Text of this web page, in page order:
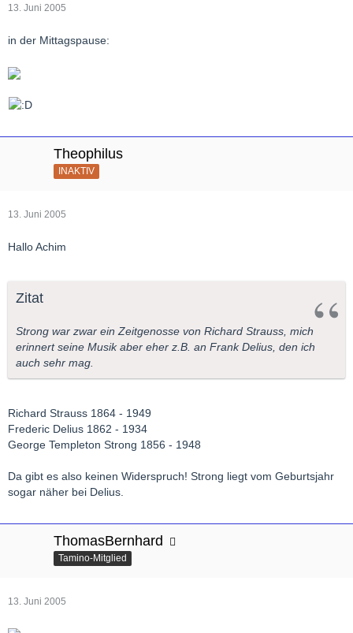
13. Juni 2005
in der Mittagspause:
Theophilus
INAKTIV
13. Juni 2005
Hallo Achim
Zitat
Strong war zwar ein Zeitgenosse von Richard Strauss, mich
erinnert seine Musik aber eher z.B. an Frank Delius, den ich
auch sehr mag.
Richard Strauss 1864 - 1949
Frederic Delius 1862 - 1934
George Templeton Strong 1856 - 1948
Da gibt es also keinen Widerspruch! Strong liegt vom Geburtsjahr
sogar näher bei Delius.
ThomasBernhard
Tamino-Mitglied
13. Juni 2005